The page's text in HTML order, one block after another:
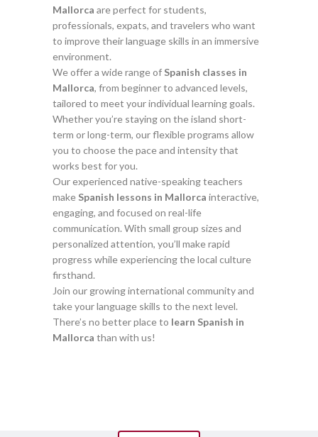
Mallorca are perfect for students,
professionals, expats, and travelers who want
to improve their language skills in an immersive
environment.
We offer a wide range of Spanish classes in
Mallorca, from beginner to advanced levels,
tailored to meet your individual learning goals.
Whether you’re staying on the island short-
term or long-term, our flexible programs allow
you to choose the pace and intensity that
works best for you.
Our experienced native-speaking teachers
make Spanish lessons in Mallorca interactive,
engaging, and focused on real-life
communication. With small group sizes and
personalized attention, you’ll make rapid
progress while experiencing the local culture
firsthand.
Join our growing international community and
take your language skills to the next level.
There’s no better place to learn Spanish in
Mallorca than with us!